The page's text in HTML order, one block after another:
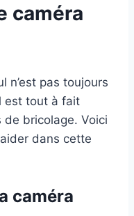
caméra
n’est pas toujours
est tout à fait
bricolage. Voici
dans cette
caméra